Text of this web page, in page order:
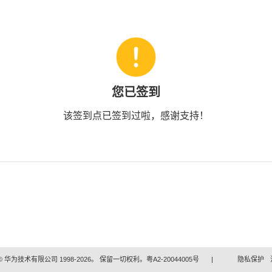
您已签到
该签到点已签到过啦，感谢支持！
华为技术有限公司 1998-2026。 保留一切权利。粤A2-20044005号 | 隐私保护